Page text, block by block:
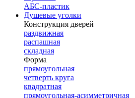
АБС-пластик
Душевые уголки
Конструкция дверей
раздвижная
распашная
складная
Форма
прямоугольная
четверть круга
квадратная
прямоугольная-асимметричная